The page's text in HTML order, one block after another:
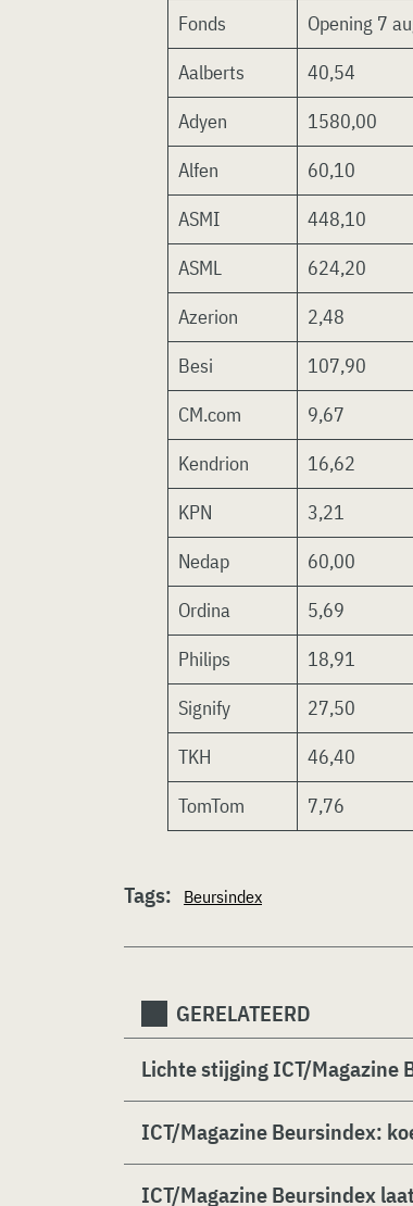
Fonds Opening 7
Aalberts
40,54
Adyen
1580,00
Alfen
60,10
ASMI
448,10
ASML
624,20
Azerion
2,48
Besi
107,90
CM.com
9,67
Kendrion
16,62
KPN
3,21
Nedap
60,00
Ordina
5,69
Philips
18,91
Signify
27,50
TKH
46,40
TomTom
7,76
Tags: Beursindex
GERELATEERD
Lichte stijging ICT/Magazine
ICT/Magazine Beursindex:
ICT/Magazine Beursindex